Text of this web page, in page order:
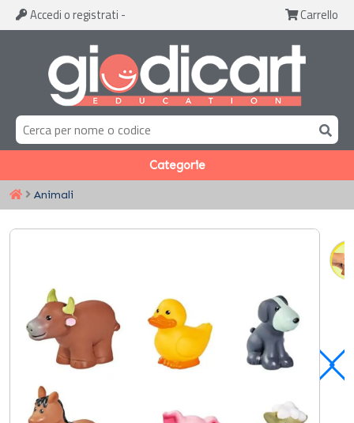
Accedi o registrati - Carrello
Categorie
Animali